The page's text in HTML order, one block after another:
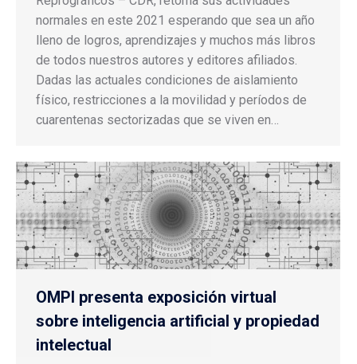
normales en este 2021 esperando que sea un año
lleno de logros, aprendizajes y muchos más libros
de todos nuestros autores y editores afiliados.
Dadas las actuales condiciones de aislamiento
físico, restricciones a la movilidad y períodos de
cuarentenas sectorizadas que se viven en…
OMPI presenta exposición virtual
sobre inteligencia artificial y propiedad
intelectual